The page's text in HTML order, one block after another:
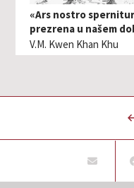
«Ars nostro
prezrena u našem
V.M. Kwen Khan Khu